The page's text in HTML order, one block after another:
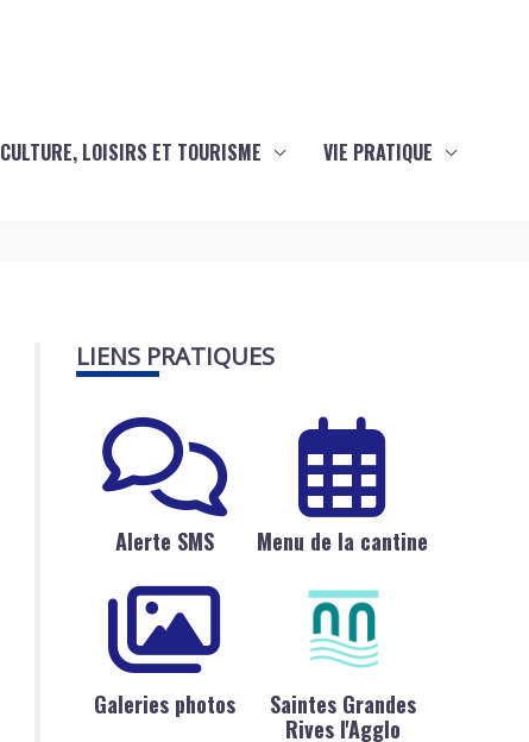
CULTURE, LOISIRS ET TOURISME VIE PRATIQUE
LIENS PRATIQUES
Alerte SMS Menu de la cantine
Galeries photos
Saintes Grandes
Rives l'Agglo